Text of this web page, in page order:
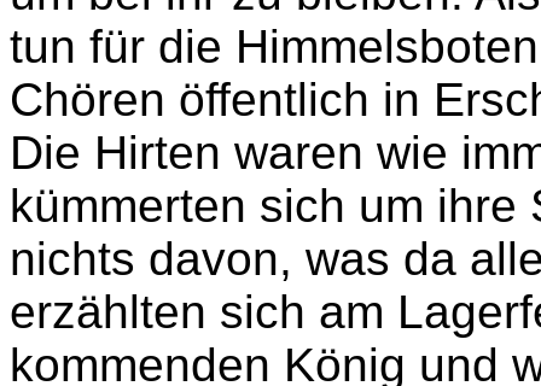
tun für die
Chören öffentlich in
Die Hirten waren wie
kümmerten sich um
nichts davon, was da
erzählten sich am
kommenden König und